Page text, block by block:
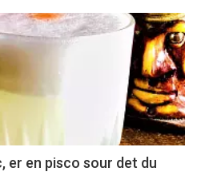
er en pisco sour det du